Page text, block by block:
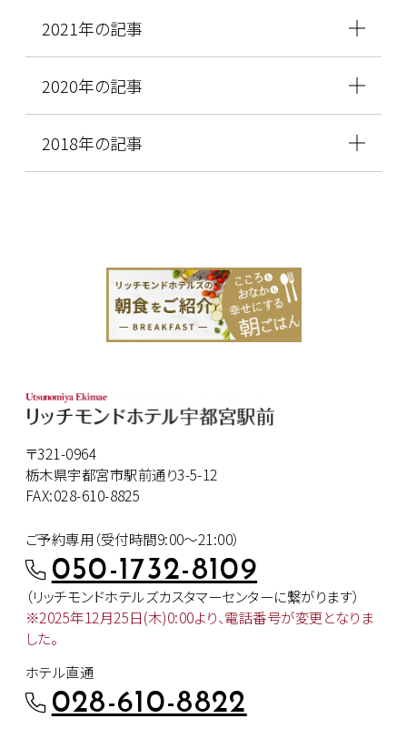
2021年の記事
2020年の記事
2018年の記事
〒321-0964
栃木県宇都宮市駅前通り3-5-12
FAX:028-610-8825
ご予約専用（受付時間9:00～21:00）
050-1732-8109
（リッチモンドホテルズカスタマーセンターに繋がります）
※2025年12月25日(木)0:00より、電話番号が変更となりま
した。
ホテル直通
028-610-8822